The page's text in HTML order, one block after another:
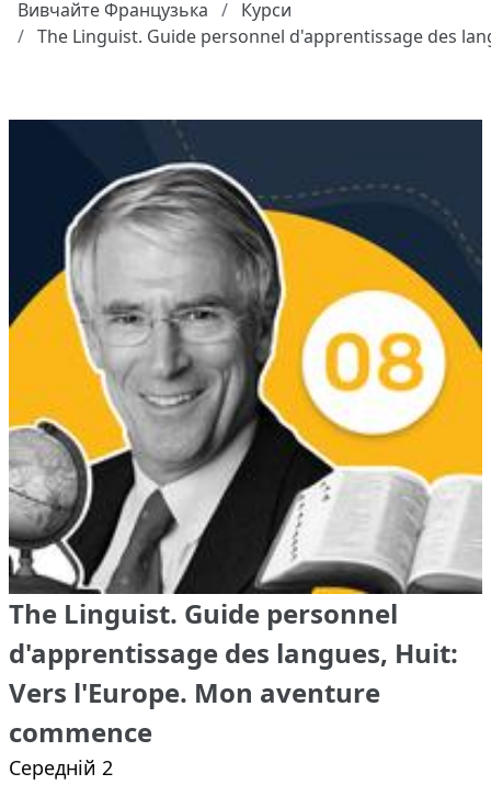
Вивчайте Французька
Курси
The Linguist. Guide personnel d'apprentissage des
The Linguist. Guide personnel
d'apprentissage des langues, Huit:
Vers l'Europe. Mon aventure
commence
Середній 2